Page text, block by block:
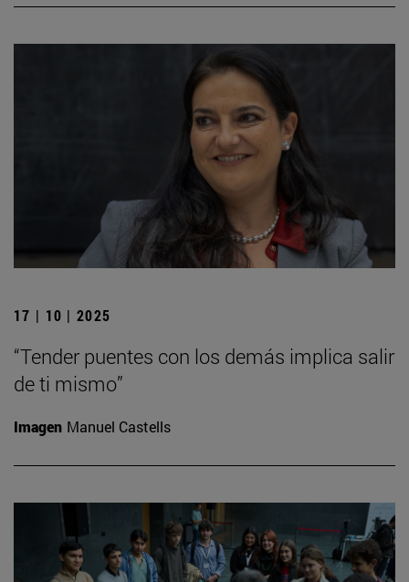
17 | 10 | 2025
“Tender puentes con los demás implica salir
de ti mismo”
Imagen Manuel Castells